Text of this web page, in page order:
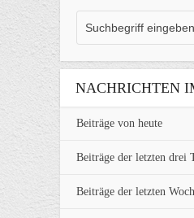
NACHRICHTEN
Beiträge von heute
Beiträge der letzten drei
Beiträge der letzten